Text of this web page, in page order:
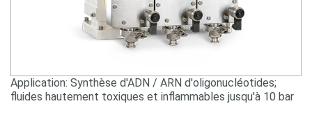
Application: Synthèse d'ADN / ARN d'oligonucléotides;
fluides hautement toxiques et inflammables jusqu'à 10 bar